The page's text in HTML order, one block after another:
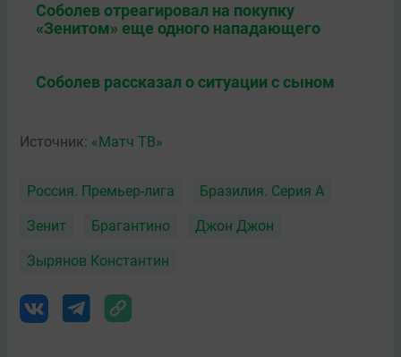
Соболев отреагировал на покупку
«Зенитом» еще одного нападающего
Соболев рассказал о ситуации с сыном
Источник: «Матч ТВ»
Россия. Премьер-лига Бразилия. Серия А
Зенит Брагантино Джон Джон
Зырянов Константин